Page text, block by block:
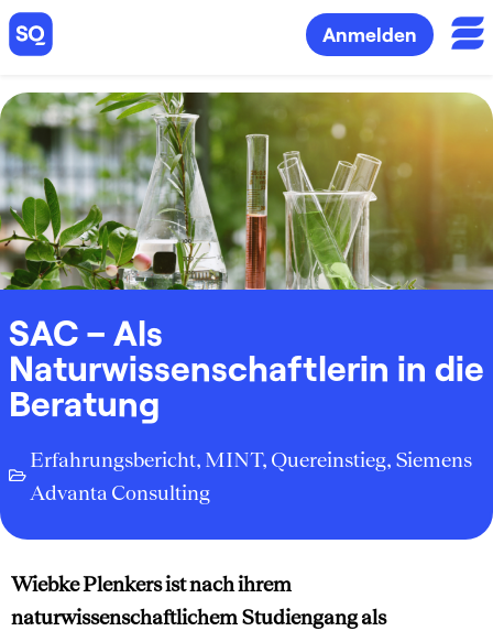
Anmelden
SAC – Als
Naturwissenschaftlerin in die
Beratung
Erfahrungsbericht, MINT, Quereinstieg, Siemens
Advanta Consulting
Wiebke Plenkers ist nach ihrem
naturwissenschaftlichem Studiengang als